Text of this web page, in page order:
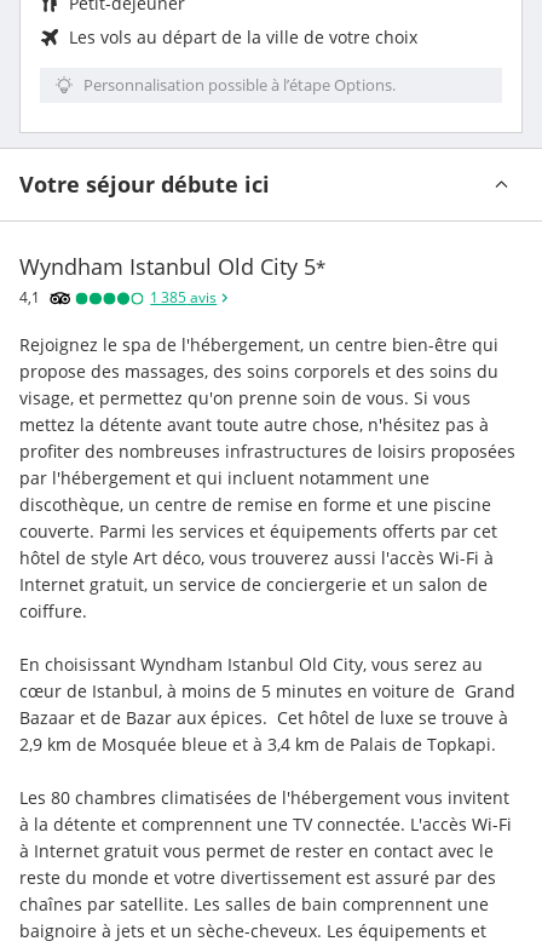
Les vols au départ de la ville de votre choix
Personnalisation possible à l’étape Options.
Votre séjour débute ici
Wyndham Istanbul Old City 5*
4,1 1 385avis
Rejoignez le spa de l'hébergement, un centre bien-être qui
propose des massages, des soins corporels et des soins du
visage, et permettez qu'on prenne soin de vous. Si vous
mettez la détente avant toute autre chose, n'hésitez pas à
profiter des nombreuses infrastructures de loisirs proposées
par l'hébergement et qui incluent notamment une
discothèque, un centre de remise en forme et une piscine
couverte. Parmi les services et équipements offerts par cet
hôtel de style Art déco, vous trouverez aussi l'accès Wi-Fi à
Internet gratuit, un service de conciergerie et un salon de
coiffure.
En choisissant Wyndham Istanbul Old City, vous serez au
cœur de Istanbul, à moins de 5 minutes en voiture de  Grand
Bazaar et de Bazar aux épices.  Cet hôtel de luxe se trouve à
2,9 km de Mosquée bleue et à 3,4 km de Palais de Topkapi.
Les 80 chambres climatisées de l'hébergement vous invitent
à la détente et comprennent une TV connectée. L'accès Wi-Fi
à Internet gratuit vous permet de rester en contact avec le
reste du monde et votre divertissement est assuré par des
chaînes par satellite. Les salles de bain comprennent une
baignoire à jets et un sèche-cheveux. Les équipements et